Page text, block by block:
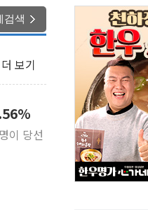
과 발표...김민석 45.09% 정청
과 발표...김민석 52.64% 정청
작…공습 한계·탄약 부족 현실화
최대 50㎜ 폭우…강원 동해안 강
대 환경미화원 수거차에 치여
기 난동…60대 남성 2명 숨져
손해 보는 일 없게"…'결혼 페널티
모터보트 전복…1명 사망·1명
검색
보기
이 당선